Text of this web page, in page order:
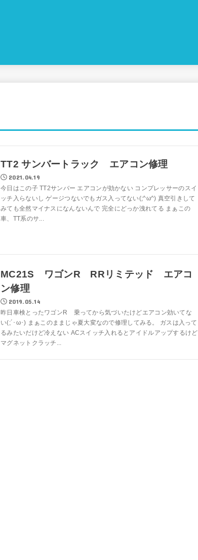
TT2 サンバートラック エアコン修理
2021.04.19
今日はこの子 TT2サンバー エアコンが効かない コンプレッサーのスイ
ッチ入らないし ゲージつないでもガス入ってない(;^ω^) 真空引きして
みても全然マイナスになんないんで 完全にどっか洩れてる まぁこの
車、TT系のサ...
MC21S ワゴンR RRリミテッド エアコ
ン修理
2019.05.14
昨日車検とったワゴンR 乗ってから気づいたけどエアコン効いてな
い(;´･ω･) まぁこのままじゃ夏大変なので修理してみる。 ガスは入って
るみたいだけど冷えない ACスイッチ入れるとアイドルアップするけど
マグネットクラッチ...